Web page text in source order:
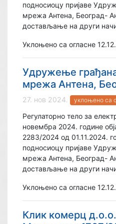
подносиоцу пријаве
мрежа Антена, Београд-
достављање на други
Уклоњено са огласне
Удружење
мрежа Антена,
27. нов 2024. уклоњено са
Регулаторно тело за
новембра 2024. године
2283/2024 од 01.11.2024.
подносиоцу пријаве
мрежа Антена, Београд-
достављање на други
Уклоњено са огласне
Клик комерц